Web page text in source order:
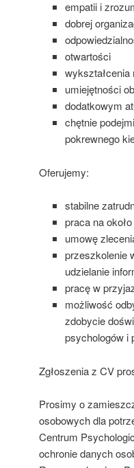
empatii i
dobrej
otwartości
wykształcenia
umiejętności
dodatkowym
chętnie
pokrewnego
Oferujemy:
stabilne
praca na
umowę
przeszkolenie
udzielanie
pracę w
możliwość
zdobycie
psychologów i
Zgłoszenia z CV
Prosimy o
osobowych dla
Centrum
ochronie danych